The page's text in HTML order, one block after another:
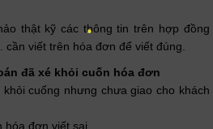
thật kỹ các thông tin trên hợp đồng
viết trên hóa đơn để viết đúng.
đã xé khỏi cuốn hóa đơn
cuống nhưng chưa giao cho khách
đơn viết sai.